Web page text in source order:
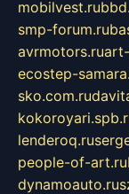
mobilvest.ru
smp-forum.ru
avrmotors.ru
ecostep-
sko.com.ru
lenderoq.ru
people-of-art.ru
dynamoauto.ru